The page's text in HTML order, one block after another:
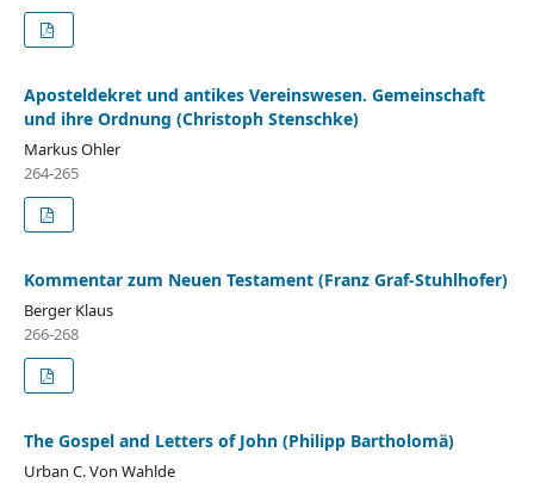
Aposteldekret und antikes Vereinswesen. Gemeinschaft
und ihre Ordnung (Christoph Stenschke)
Markus Ohler
264-265
Kommentar zum Neuen Testament (Franz Graf-Stuhlhofer)
Berger Klaus
266-268
The Gospel and Letters of John (Philipp Bartholomä)
Urban C. Von Wahlde